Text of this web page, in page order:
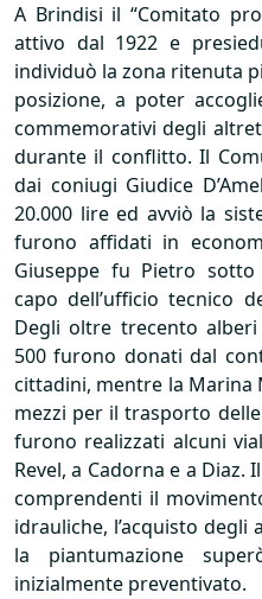
A Brindisi il “Comitato
attivo dal 1922 e
individuò la zona ritenuta
posizione, a poter
commemorativi degli
durante il conflitto. Il
dai coniugi Giudice
20.000 lire ed avviò la
furono affidati in
Giuseppe fu Pietro sotto
capo dell’ufficio tecnico
Degli oltre trecento
500 furono donati dal
cittadini, mentre la Marina
mezzi per il trasporto
furono realizzati alcuni
Revel, a Cadorna e a
comprendenti il
idrauliche, l’acquisto degli
la piantumazione
inizialmente preventivato.